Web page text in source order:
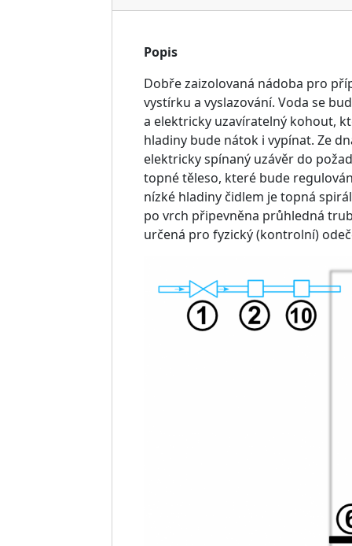
Popis
Dobře zaizolovaná nádoba pro
vystírku a vyslazování. Voda se
a elektricky uzavíratelný kohout,
hladiny bude nátok i vypínat. Ze
elektricky spínaný uzávěr do
topné těleso, které bude
nízké hladiny čidlem je topná
po vrch připevněna průhledná
určená pro fyzický (kontrolní)